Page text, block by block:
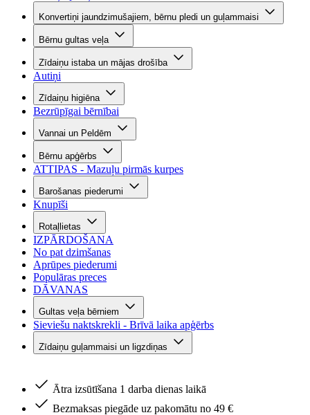
Konvertiņi jaundzimušajiem, bērnu pledi un guļammaisi
Bērnu gultas veļa
Zīdaiņu istaba un mājas drošība
Autiņi
Zīdaiņu higiēna
Bezrūpīgai bērnībai
Vannai un Peldēm
Bērnu apģērbs
ATTIPAS - Mazuļu pirmās kurpes
Barošanas piederumi
Knupīši
Rotaļlietas
IZPĀRDOŠANA
No pat dzimšanas
Aprūpes piederumi
Populāras preces
DĀVANAS
Gultas veļa bērniem
Sieviešu naktskrekli - Brīvā laika apģērbs
Zīdaiņu guļammaisi un ligzdiņas
Ātra izsūtīšana 1 darba dienas laikā
Bezmaksas piegāde uz pakomātu no 49 €